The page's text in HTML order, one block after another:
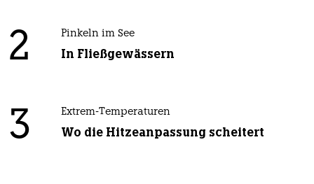
2 Pinkeln im See
In Fließgewässern
3 Extrem-Temperaturen
Wo die Hitzeanpassung scheitert